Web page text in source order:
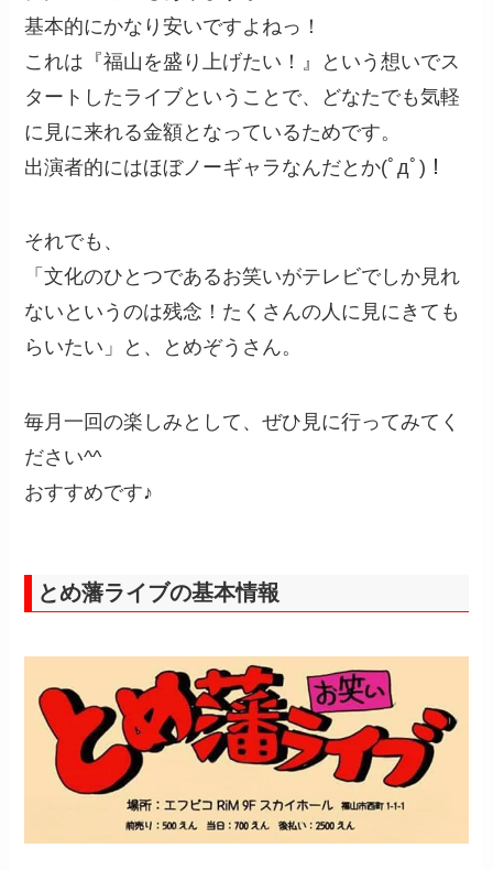
基本的にかなり安いですよねっ！
これは『福山を盛り上げたい！』という想いでス
タートしたライブということで、どなたでも気軽
に見に来れる金額となっているためです。
出演者的にはほぼノーギャラなんだとか(ﾟдﾟ)！
それでも、
「文化のひとつであるお笑いがテレビでしか見れ
ないというのは残念！たくさんの人に見にきても
らいたい」と、とめぞうさん。
毎月一回の楽しみとして、ぜひ見に行ってみてく
ださい^^
おすすめです♪
とめ藩ライブの基本情報